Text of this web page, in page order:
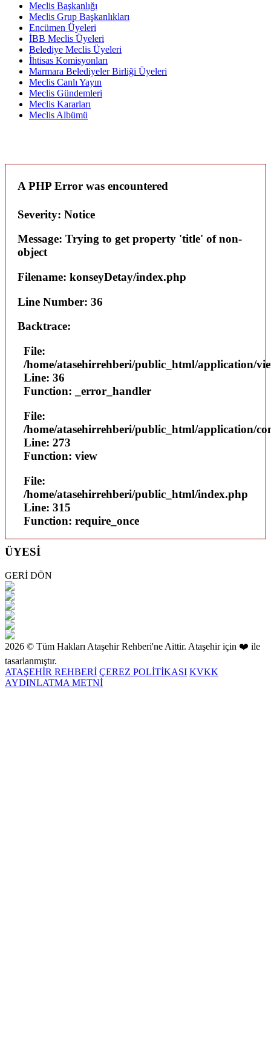
Meclis Başkanlığı
Meclis Grup Başkanlıkları
Encümen Üyeleri
İBB Meclis Üyeleri
Belediye Meclis Üyeleri
İhtisas Komisyonları
Marmara Belediyeler Birliği Üyeleri
Meclis Canlı Yayın
Meclis Gündemleri
Meclis Kararları
Meclis Albümü
A PHP Error was encountered
Severity: Notice
Message: Trying to get property 'title' of non-
object
Filename: konseyDetay/index.php
Line Number: 36
Backtrace:
File:
/home/atasehirrehberi/public_html/application/
Line: 36
Function: _error_handler
File:
/home/atasehirrehberi/public_html/application/
Line: 273
Function: view
File:
/home/atasehirrehberi/public_html/index.php
Line: 315
Function: require_once
ÜYESİ
GERİ DÖN
2026 © Tüm Hakları Ataşehir Rehberi'ne Aittir. Ataşehir için ❤️ ile
tasarlanmıştır.
ATAŞEHİR REHBERİ ÇEREZ POLİTİKASI KVKK
AYDINLATMA METNİ